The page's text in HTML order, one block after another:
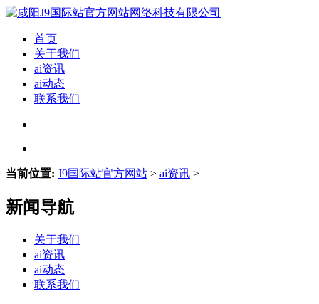
首页
关于我们
ai资讯
ai动态
联系我们
当前位置: J9国际站官方网站 > ai资讯 >
新闻导航
关于我们
ai资讯
ai动态
联系我们